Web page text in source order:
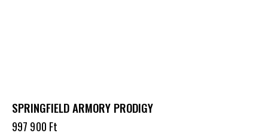
SPRINGFIELD ARMORY PRODIGY
997 900 Ft